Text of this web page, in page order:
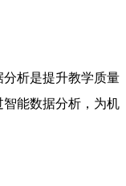
析是提升教学质量
能数据分析，为机